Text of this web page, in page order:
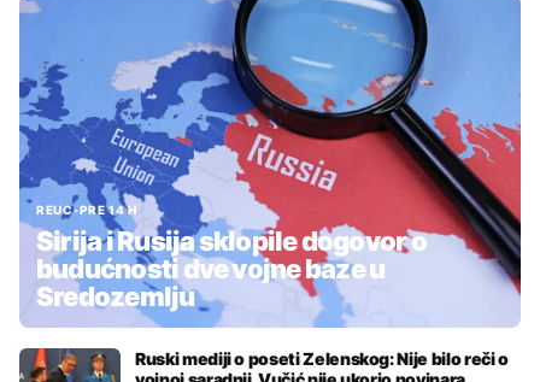
REUC•PRE 14 H
Sirija i Rusija sklopile dogovor o
budućnosti dve vojne baze u
Sredozemlju
Ruski mediji o poseti Zelenskog: Nije bilo reči o